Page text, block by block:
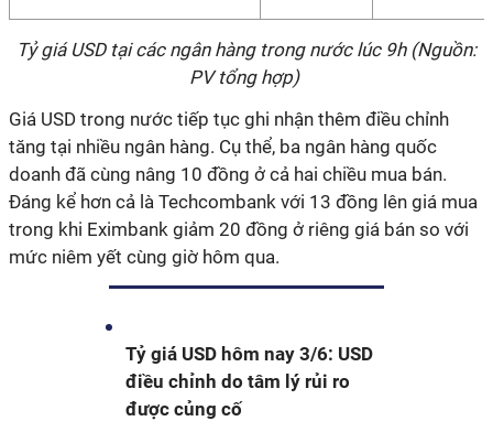
Tỷ giá USD tại các ngân hàng trong nước lúc 9h (Nguồn:
PV tổng hợp)
Giá USD trong nước tiếp tục ghi nhận thêm điều chỉnh
tăng tại nhiều ngân hàng. Cụ thể, ba ngân hàng quốc
doanh đã cùng nâng 10 đồng ở cả hai chiều mua bán.
Đáng kể hơn cả là Techcombank với 13 đồng lên giá mua
trong khi Eximbank giảm 20 đồng ở riêng giá bán so với
mức niêm yết cùng giờ hôm qua.
Tỷ giá USD hôm nay 3/6: USD
điều chỉnh do tâm lý rủi ro
được củng cố